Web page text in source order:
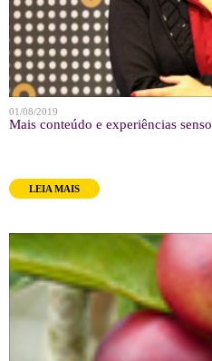
01/08/2019
Mais conteúdo e experiências
LEIA MAIS